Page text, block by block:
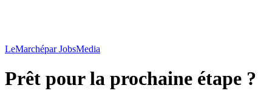
LeMarchépar JobsMedia
Prêt pour la prochaine étape ?